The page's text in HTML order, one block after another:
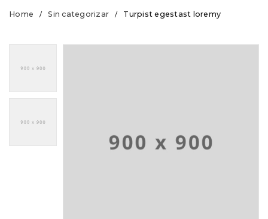
Home / Sin categorizar / Turpist egestast loremy